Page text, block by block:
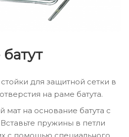
для защитной сетки в
на раме батута.
мат на основание батута с
пружины в петли